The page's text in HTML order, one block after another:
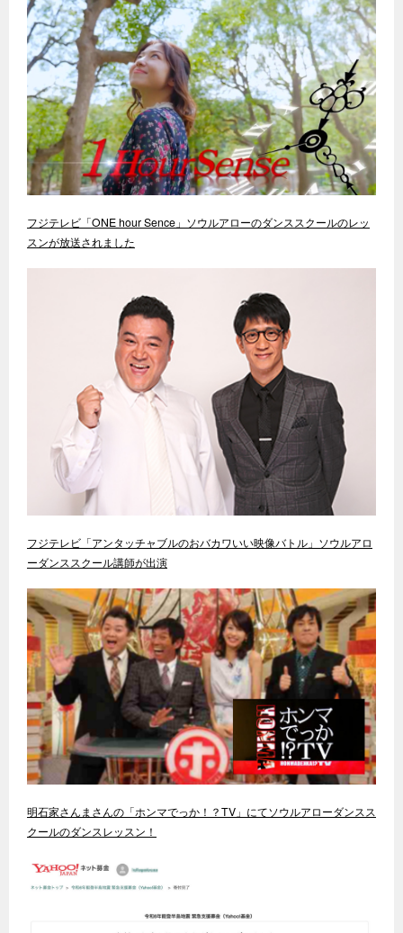
フジテレビ「ONE hour Sence」ソウルアローのダンススクールのレッ
スンが放送されました
フジテレビ「アンタッチャブルのおバカワいい映像バトル」ソウルアロ
ーダンススクール講師が出演
明石家さんまさんの「ホンマでっか！？TV」にてソウルアローダンスス
クールのダンスレッスン！